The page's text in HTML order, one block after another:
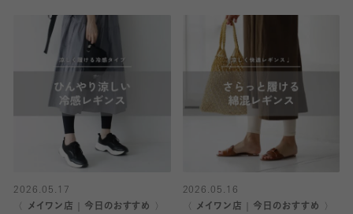
2026.05.17
〈 メイワン店｜今日のおすすめ 〉
2026.05.16
〈 メイワン店｜今日のおすすめ 〉